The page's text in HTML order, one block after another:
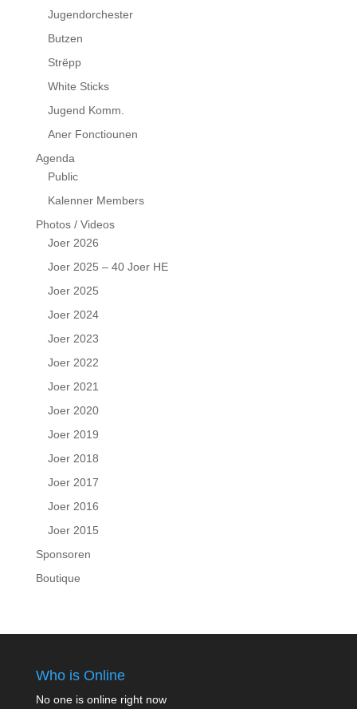
Jugendorchester
Butzen
Strëpp
White Sticks
Jugend Komm.
Aner Fonctiounen
Agenda
Public
Kalenner Members
Photos / Videos
Joer 2026
Joer 2025 – 40 Joer HE
Joer 2025
Joer 2024
Joer 2023
Joer 2022
Joer 2021
Joer 2020
Joer 2019
Joer 2018
Joer 2017
Joer 2016
Joer 2015
Sponsoren
Boutique
Who is Online
No one is online right now